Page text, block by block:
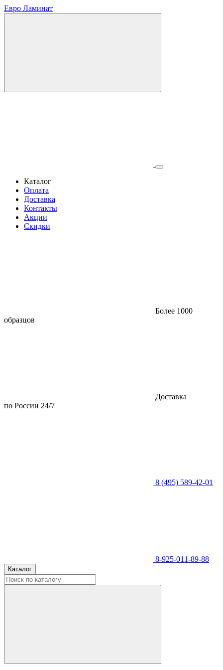
Евро Ламинат
Каталог
Оплата
Доставка
Контакты
Акции
Скидки
Более 1000
образцов
Доставка
по России 24/7
8 (495) 589-42-01
8-925-011-89-88
Каталог